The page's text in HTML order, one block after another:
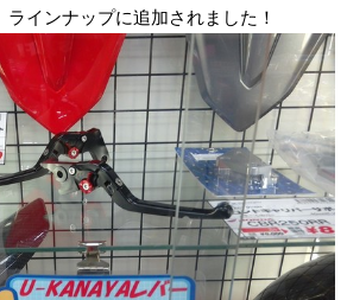
インナップに追加されました！